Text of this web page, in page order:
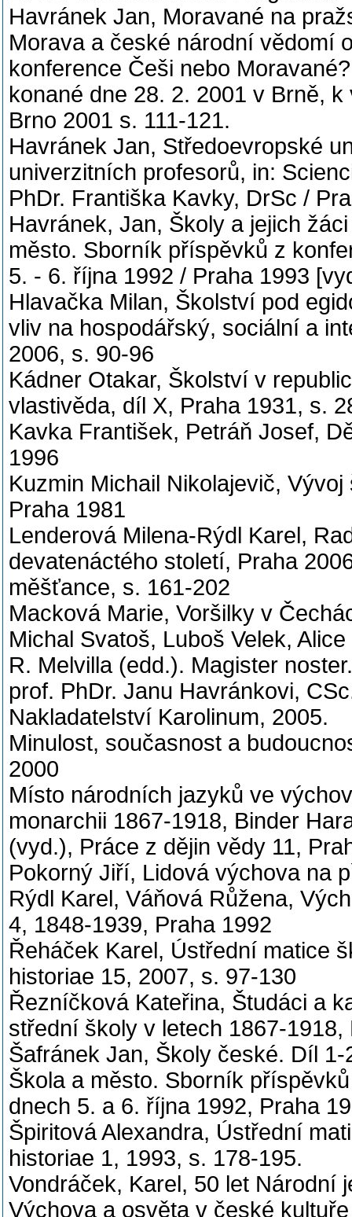
Havránek Jan, Moravané na
Morava a české národní vědomí
konference Češi nebo
konané dne 28. 2. 2001 v Brně,
Brno 2001 s. 111-121.
Havránek Jan, Středoevropské
univerzitních profesorů, in:
PhDr. Františka Kavky, DrSc /
Havránek, Jan, Školy a jejich
město. Sborník příspěvků z
5. - 6. října 1992 / Praha 1993
Hlavačka Milan, Školství pod
vliv na hospodářský, sociální a
2006, s. 90-96
Kádner Otakar, Školství v
vlastivěda, díl X, Praha 1931, s.
Kavka František, Petráň Josef,
1996
Kuzmin Michail Nikolajevič,
Praha 1981
Lenderová Milena-Rýdl Karel,
devatenáctého století, Praha
měšťance, s. 161-202
Macková Marie, Voršilky v
Michal Svatoš, Luboš Velek,
R. Melvilla (edd.). Magister
prof. PhDr. Janu Havránkovi,
Nakladatelství Karolinum, 2005.
Minulost, současnost a
2000
Místo národních jazyků ve
monarchii 1867-1918, Binder
(vyd.), Práce z dějin vědy 11,
Pokorný Jiří, Lidová výchova na
Rýdl Karel, Váňová Růžena,
4, 1848-1939, Praha 1992
Řeháček Karel, Ústřední matice
historiae 15, 2007, s. 97-130
Řezníčková Kateřina, Študáci a
střední školy v letech 1867-1918,
Šafránek Jan, Školy české. Díl
Škola a město. Sborník
dnech 5. a 6. října 1992, Praha
Špiritová Alexandra, Ústřední
historiae 1, 1993, s. 178-195.
Vondráček, Karel, 50 let Národní
Výchova a osvěta v české